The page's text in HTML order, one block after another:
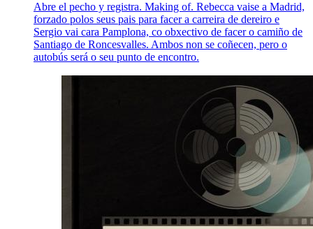
Abre el pecho y registra. Making of. Rebecca vaise a Madrid,
forzado polos seus pais para facer a carreira de dereiro e
Sergio vai cara Pamplona, co obxectivo de facer o camiño de
Santiago de Roncesvalles. Ambos non se coñecen, pero o
autobús será o seu punto de encontro.